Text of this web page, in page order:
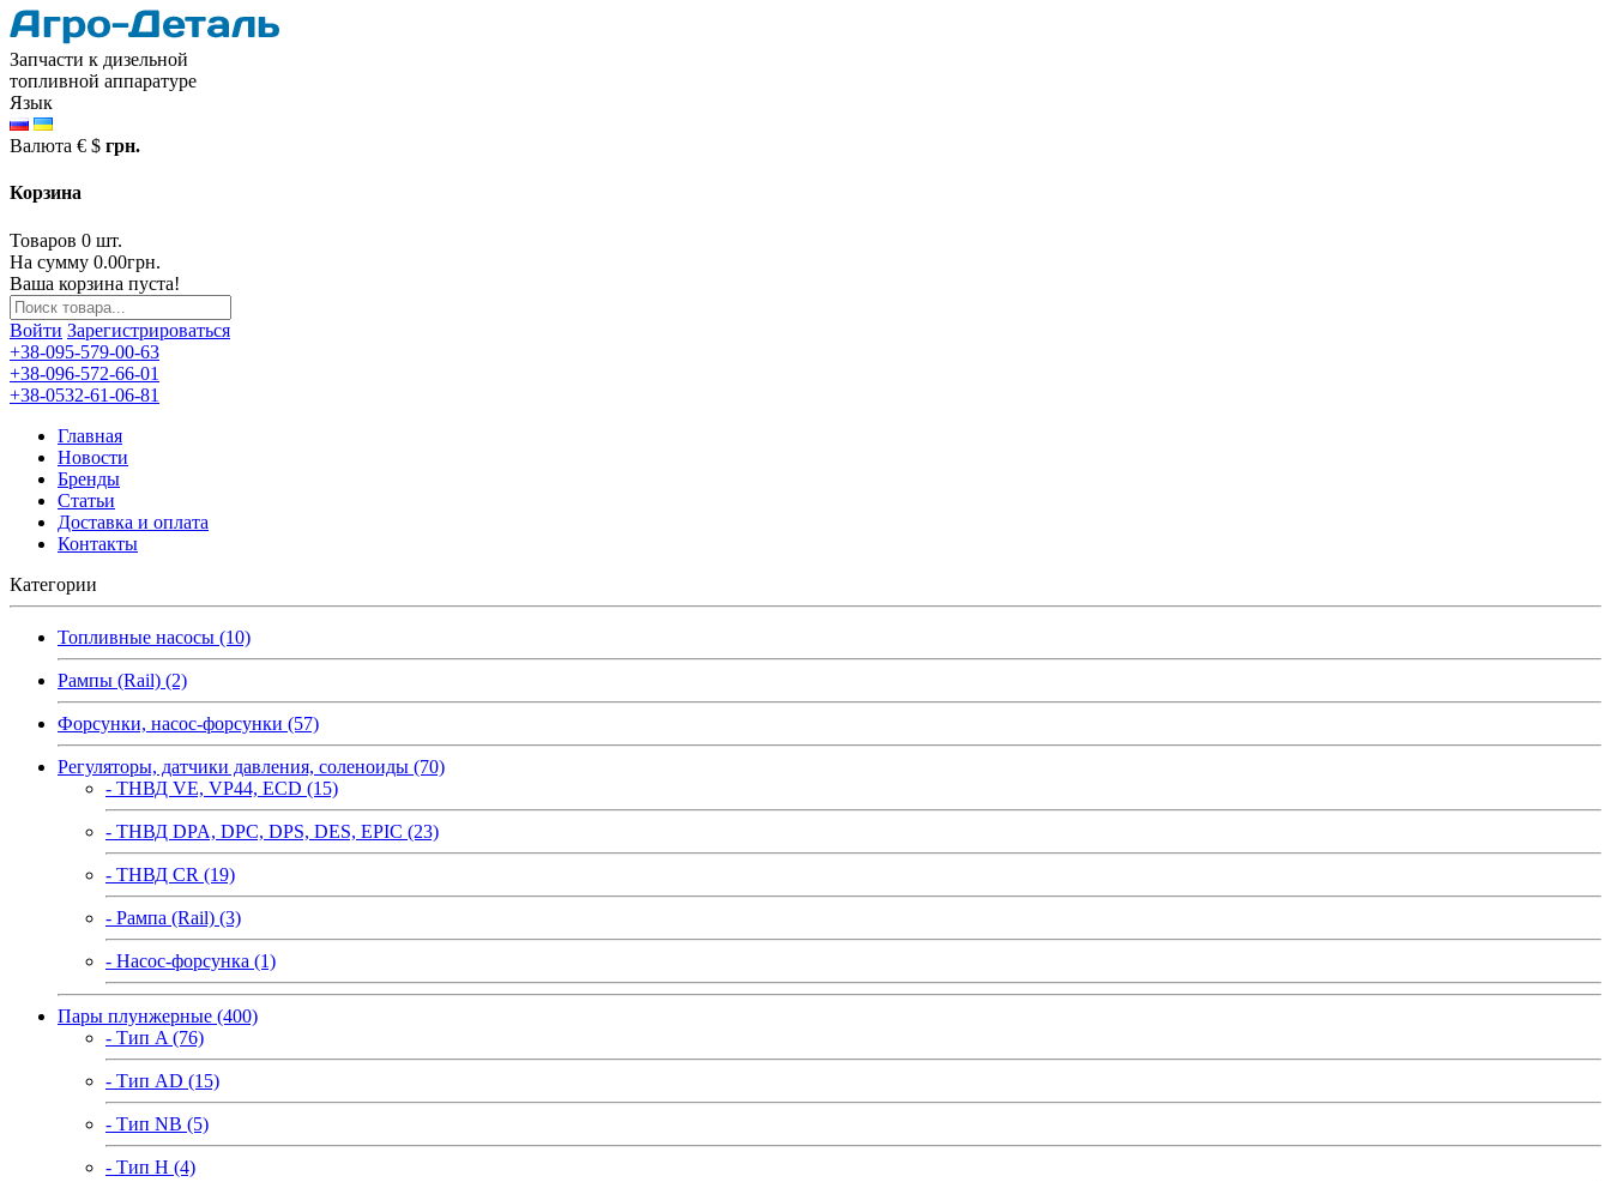
Запчасти к дизельной
топливной аппаратуре
Язык
Валюта € $ грн.
Корзина
Товаров 0 шт.
На сумму 0.00грн.
Ваша корзина пуста!
Войти Зарегистрироваться
+38-095-579-00-63
+38-096-572-66-01
+38-0532-61-06-81
Главная
Новости
Бренды
Статьи
Доставка и оплата
Контакты
Категории
Топливные насосы (10)
Рампы (Rail) (2)
Форсунки, насос-форсунки (57)
Регуляторы, датчики давления, соленоиды (70)
- ТНВД VE, VP44, ECD (15)
- ТНВД DPA, DPC, DPS, DES, EPIC (23)
- ТНВД CR (19)
- Рампа (Rail) (3)
- Насос-форсунка (1)
Пары плунжерные (400)
- Тип A (76)
- Тип AD (15)
- Тип NB (5)
- Тип H (4)